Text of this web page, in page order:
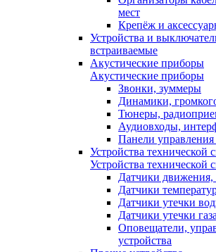
мест
Крепёж и
Устройства и
встраиваемые
Акустические приборы
Акустические приборы
Звонки, зуммеры
Динамики,
Тюнеры,
Аудиовходы,
Панели управления
Устройства технической
Устройства технической
Датчики движения,
Датчики
Датчики утечки
Датчики утечки газа
Оповещатели,
устройства